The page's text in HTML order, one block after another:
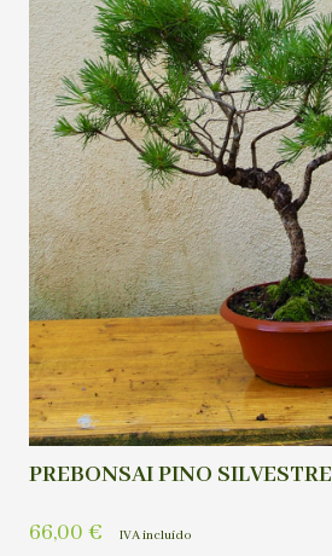
PREBONSAI PINO SILVESTRE
66,00 € IVA incluído